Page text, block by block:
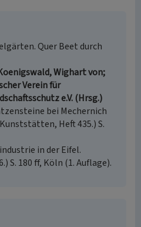
Quer Beet durch
Wighart von;
Verein für
e.V. (Hrsg.)
bei Mechernich
Heft 435.) S.
in der Eifel.
S. 180 ff, Köln (1. Auflage).